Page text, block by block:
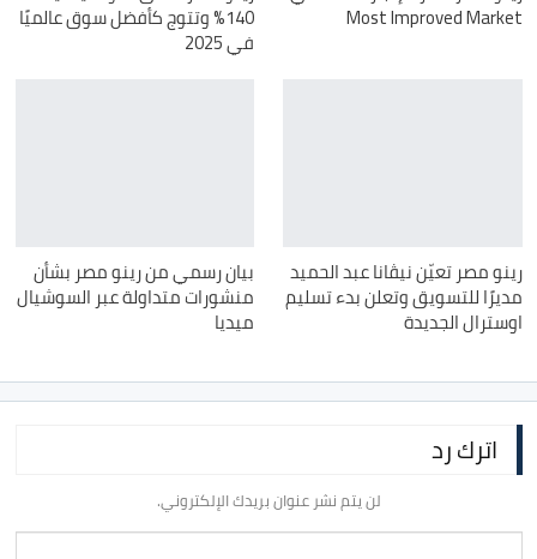
Most Improved Market 140% وتتوج كأفضل سوق عالميًا
في 2025
رينو مصر تعيّن نيڤانا عبد الحميد
مديرًا للتسويق وتعلن بدء تسليم
اوسترال الجديدة
بيان رسمي من رينو مصر بشأن
منشورات متداولة عبر السوشيال
ميديا
اترك رد
لن يتم نشر عنوان بريدك الإلكتروني.